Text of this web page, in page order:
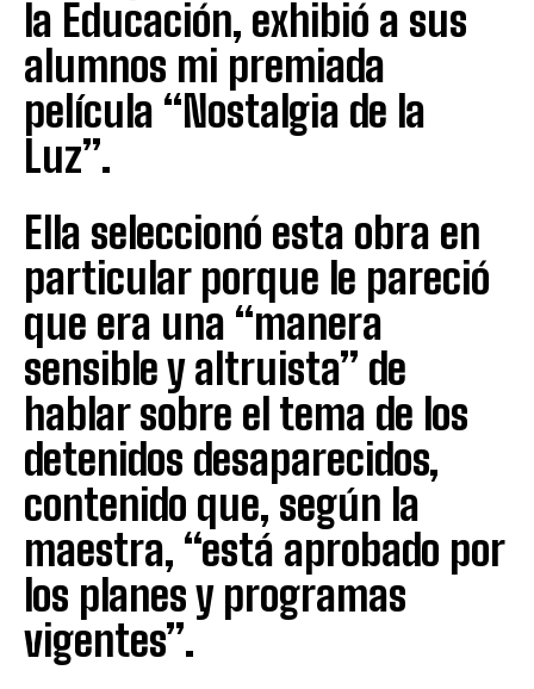
la Educación, exhibió a sus
alumnos mi premiada
película “Nostalgia de la
Luz”.
Ella seleccionó esta obra en
particular porque le pareció
que era una “manera
sensible y altruista” de
hablar sobre el tema de los
detenidos desaparecidos,
contenido que, según la
maestra, “está aprobado por
los planes y programas
vigentes”.